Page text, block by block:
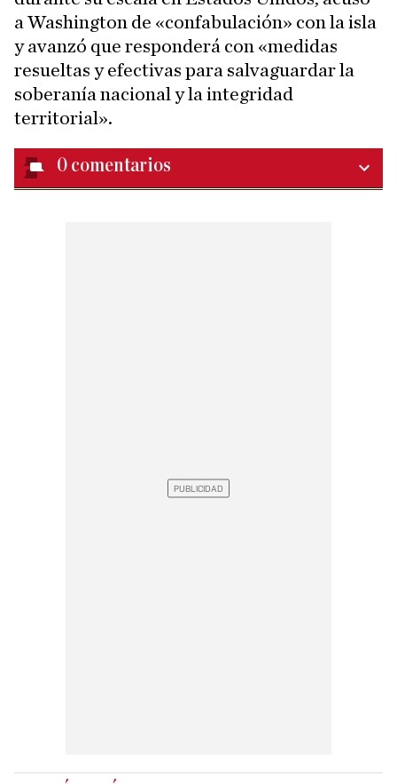
a Washington de «confabulación» con la isla
y avanzó que responderá con «medidas
resueltas y efectivas para salvaguardar la
soberanía nacional y la integridad
territorial».
0 comentarios